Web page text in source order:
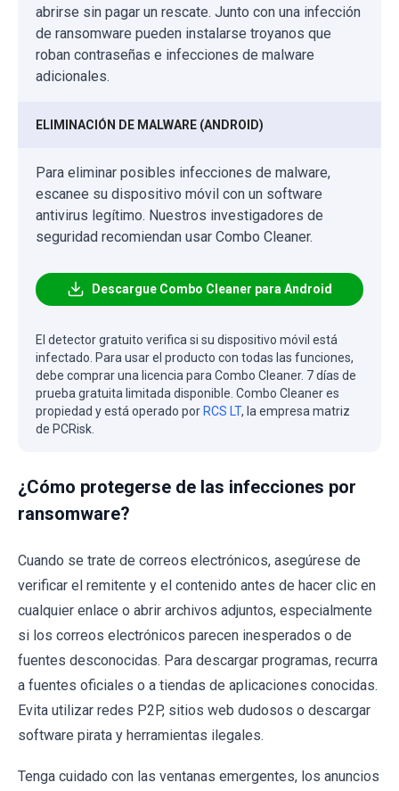
abrirse sin pagar un rescate. Junto con una infección
de ransomware pueden instalarse troyanos que
roban contraseñas e infecciones de malware
adicionales.
ELIMINACIÓN DE MALWARE (ANDROID)
Para eliminar posibles infecciones de malware,
escanee su dispositivo móvil con un software
antivirus legítimo. Nuestros investigadores de
seguridad recomiendan usar Combo Cleaner.
Descargue Combo Cleaner para Android
El detector gratuito verifica si su dispositivo móvil está
infectado. Para usar el producto con todas las funciones,
debe comprar una licencia para Combo Cleaner. 7 días de
prueba gratuita limitada disponible. Combo Cleaner es
propiedad y está operado porRCS LT, la empresa matriz
de PCRisk.
¿Cómo protegerse de las infecciones por
ransomware?
Cuando se trate de correos electrónicos, asegúrese de
verificar el remitente y el contenido antes de hacer clic en
cualquier enlace o abrir archivos adjuntos, especialmente
si los correos electrónicos parecen inesperados o de
fuentes desconocidas. Para descargar programas, recurra
a fuentes oficiales o a tiendas de aplicaciones conocidas.
Evita utilizar redes P2P, sitios web dudosos o descargar
software pirata y herramientas ilegales.
Tenga cuidado con las ventanas emergentes, los anuncios